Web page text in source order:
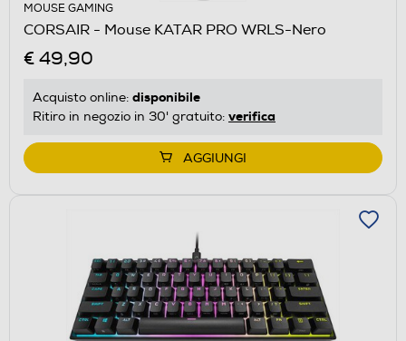
MOUSE GAMING
CORSAIR - Mouse KATAR PRO WRLS-Nero
€ 49,90
Acquisto online: disponibile
Ritiro in negozio in 30' gratuito: verifica
AGGIUNGI